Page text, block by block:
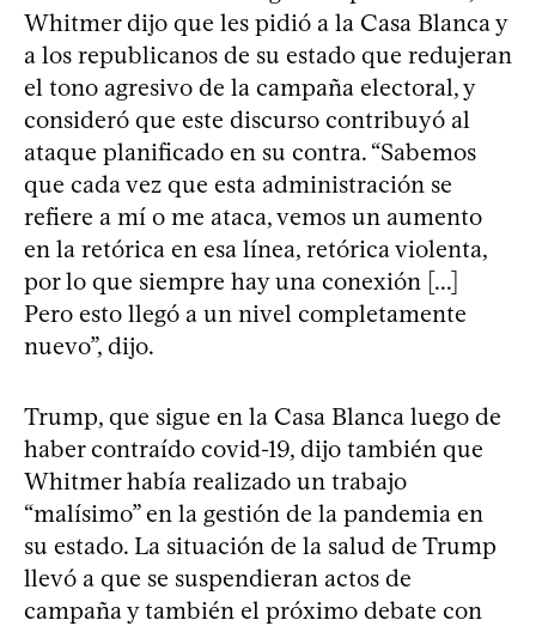
Whitmer dijo que les pidió a la Casa Blanca y
a los republicanos de su estado que redujeran
el tono agresivo de la campaña electoral, y
consideró que este discurso contribuyó al
ataque planificado en su contra. “Sabemos
que cada vez que esta administración se
refiere a mí o me ataca, vemos un aumento
en la retórica en esa línea, retórica violenta,
por lo que siempre hay una conexión [...]
Pero esto llegó a un nivel completamente
nuevo”, dijo.
Trump, que sigue en la Casa Blanca luego de
haber contraído covid-19, dijo también que
Whitmer había realizado un trabajo
“malísimo” en la gestión de la pandemia en
su estado. La situación de la salud de Trump
llevó a que se suspendieran actos de
campaña y también el próximo debate con